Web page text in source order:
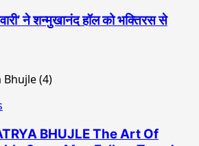
ने शन्मुखानंद हॉल को भक्तिरस से
BHUJLE The Art Of